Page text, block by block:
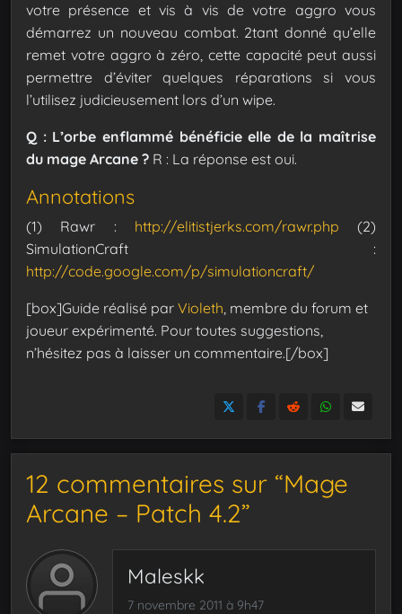
votre présence et vis à vis de votre aggro vous
démarrez un nouveau combat. 2tant donné qu’elle
remet votre aggro à zéro, cette capacité peut aussi
permettre d’éviter quelques réparations si vous
l’utilisez judicieusement lors d’un wipe.
Q : L’orbe enflammé bénéficie elle de la maîtrise
du mage Arcane ? R : La réponse est oui.
Annotations
(1) Rawr : http://elitistjerks.com/rawr.php (2)
SimulationCraft :
http://code.google.com/p/simulationcraft/
[box]Guide réalisé par Violeth, membre du forum et
joueur expérimenté. Pour toutes suggestions,
n’hésitez pas à laisser un commentaire.[/box]
12 commentaires sur “Mage
Arcane – Patch 4.2”
Maleskk
7 novembre 2011 à 9h47